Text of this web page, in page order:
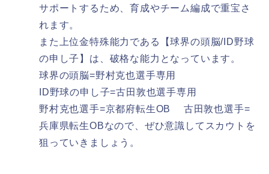
サポートするため、育成やチーム編成で重宝さ
れます。
また上位金特殊能力である【球界の頭脳/ID野球
の申し子】は、破格な能力となっています。
球界の頭脳=野村克也選手専用
ID野球の申し子=古田敦也選手専用
野村克也選手=京都府転生OB 古田敦也選手=
兵庫県転生OBなので、ぜひ意識してスカウトを
狙っていきましょう。